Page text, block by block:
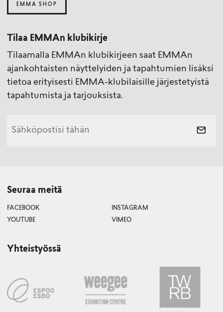
EMMA SHOP
Tilaa EMMAn klubikirje
Tilaamalla EMMAn klubikirjeen saat EMMAn
ajankohtaisten näyttelyiden ja tapahtumien lisäksi
tietoa erityisesti EMMA-klubilaisille järjestetyistä
tapahtumista ja tarjouksista.
Seuraa meitä
FACEBOOK
INSTAGRAM
YOUTUBE
VIMEO
Yhteistyössä